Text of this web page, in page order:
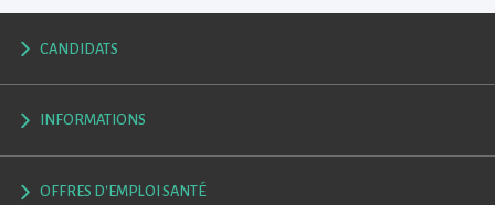
CANDIDATS
INFORMATIONS
OFFRES D'EMPLOI SANTÉ